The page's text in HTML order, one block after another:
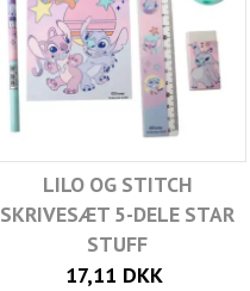
LILO OG STITCH
SKRIVESÆT 5-DELE STAR
STUFF
17,11 DKK